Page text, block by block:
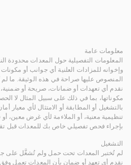
معلومات عامة
المعلومات التفصيلية حول المعدات
وإخوانه للمزادات العلنية أي جوانب أو
المنصوص عليها صراحة في هذه الوثيقة. ما
نقدم أي تعهدات أو ضمانات، صريحة أو ضمنية،
مكوناتها، بما في ذلك على سبيل المثال لا
بالتشغيل أو المطابقة أو الامتثال لأي معيار
تنظيمية معنية، أو الملاءمة لأي غرض معين،
بإجراء فحص تفصيلي خاص بك للمعدات قبل
التشغيل
لم تُختبر المعدات تحت حمل ولم تُشغَّل على
نقدم أي تعهد أو ضمان بأن المعدات تعمل